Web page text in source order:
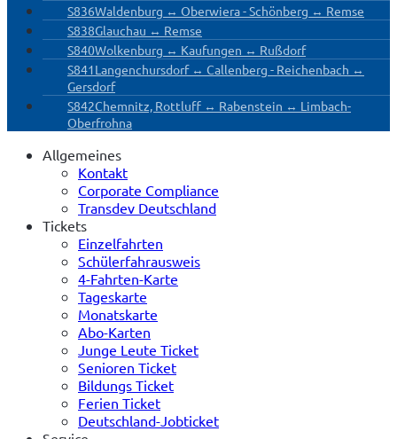
S836Waldenburg ↔ Oberwiera - Schönberg ↔ Remse
S838Glauchau ↔ Remse
S840Wolkenburg ↔ Kaufungen ↔ Rußdorf
S841Langenchursdorf ↔ Callenberg - Reichenbach ↔
Gersdorf
S842Chemnitz, Rottluff ↔ Rabenstein ↔ Limbach-
Oberfrohna
Allgemeines
Kontakt
Corporate Compliance
Transdev Deutschland
Tickets
Einzelfahrten
Schülerfahrausweis
4-Fahrten-Karte
Tageskarte
Monatskarte
Abo-Karten
Junge Leute Ticket
Senioren Ticket
Bildungs Ticket
Ferien Ticket
Deutschland-Jobticket